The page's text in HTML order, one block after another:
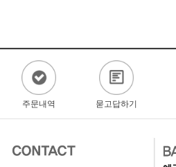
주문내역 묻고답하기